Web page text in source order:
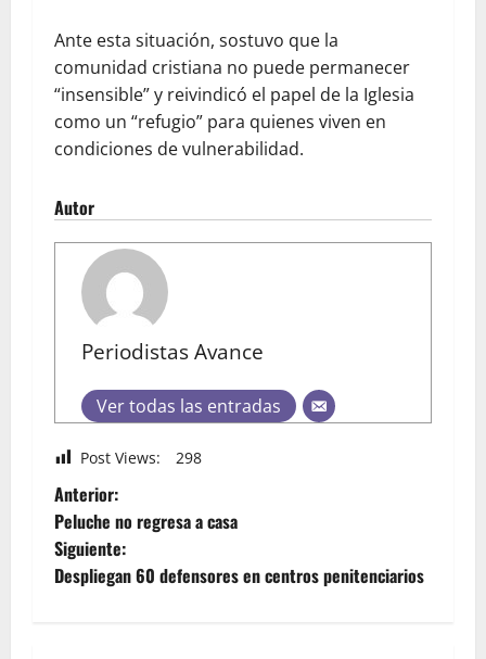
Ante esta situación, sostuvo que la
comunidad cristiana no puede permanecer
“insensible” y reivindicó el papel de la Iglesia
como un “refugio” para quienes viven en
condiciones de vulnerabilidad.
Autor
Periodistas Avance
Ver todas las entradas
Post Views: 298
Anterior:
Peluche no regresa a casa
Siguiente:
Despliegan 60 defensores en centros penitenciarios